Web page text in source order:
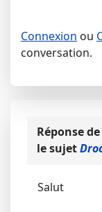
Connexion ou
conversation.
Réponse de
le sujet
Salut